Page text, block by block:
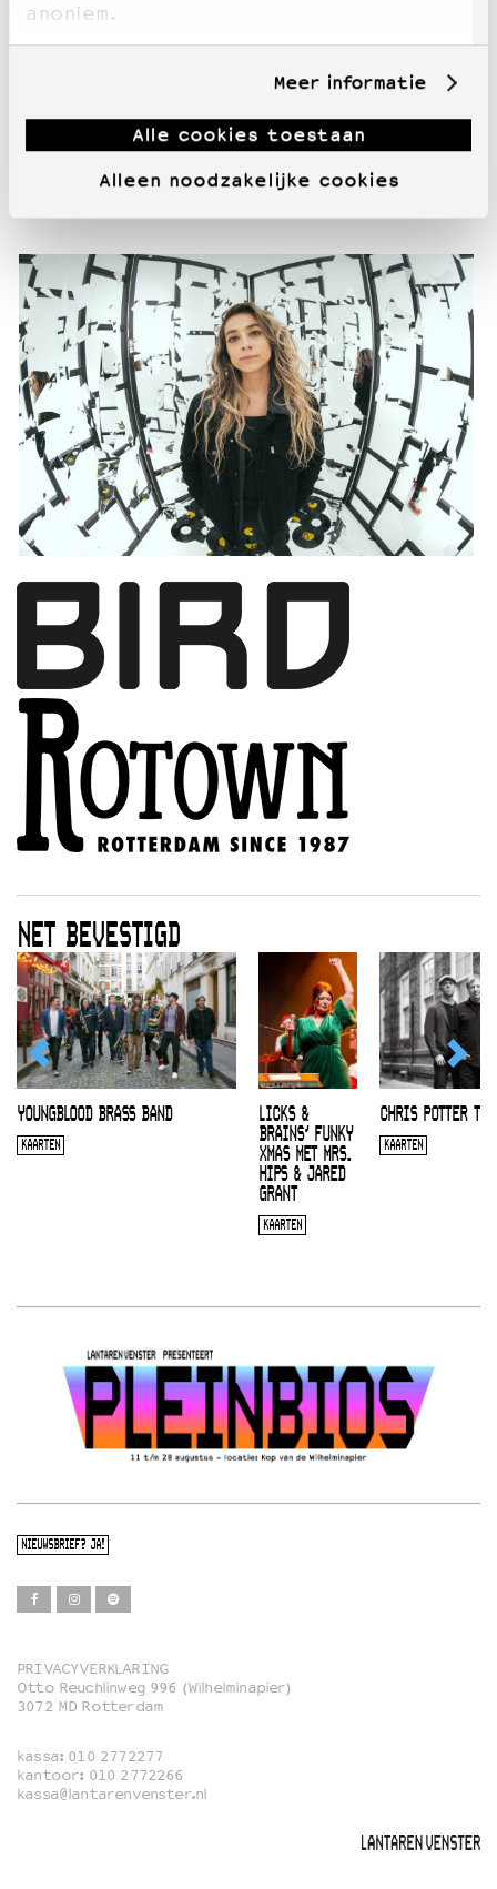
anoniem.
Meer informatie
Alle cookies toestaan
Alleen noodzakelijke cookies
NET BEVESTIGD
YOUNGBLOOD BRASS BAND
KAARTEN
LICKS &
BRAINS’ FUNKY
XMAS MET MRS.
HIPS & JARED
GRANT
KAARTEN
CHRIS POTTER
KAARTEN
NIEUWSBRIEF? JA!
Film
Familie
Film in English
PRIVACYVERKLARING
Otto Reuchlinweg 996 (Wilhelminapier)
3072 MD Rotterdam
kassa: 010 2772277
kantoor: 010 2772266
kassa@lantarenvenster.nl